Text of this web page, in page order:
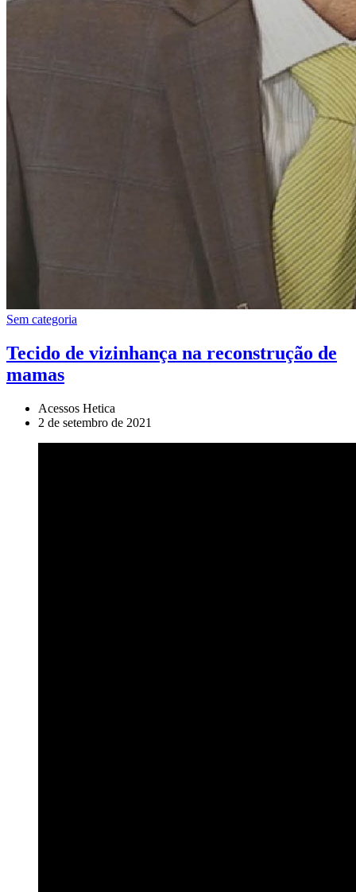
Sem categoria
Tecido de vizinhança na reconstrução de
mamas
Acessos Hetica
2 de setembro de 2021